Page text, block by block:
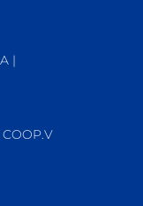
|